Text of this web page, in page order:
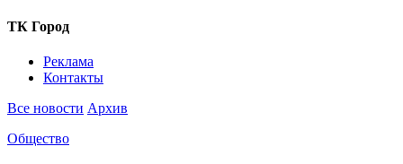
ТК Город
Реклама
Контакты
Все новости Архив
Общество